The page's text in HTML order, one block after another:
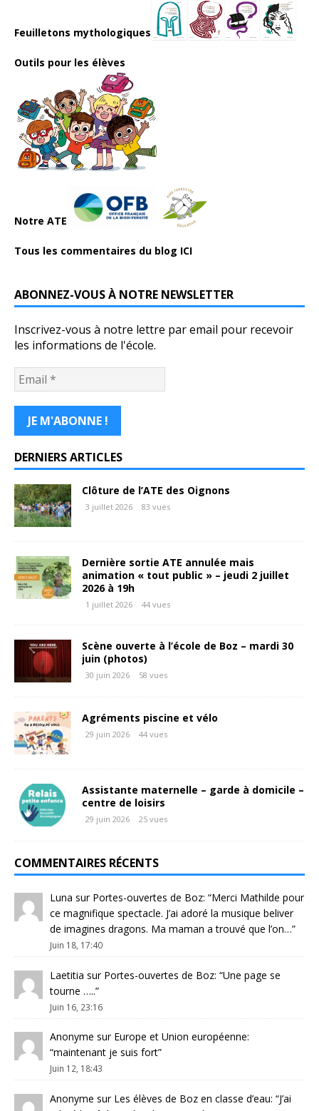
Feuilletons mythologiques
Outils pour les élèves
Notre ATE
Tous les commentaires du blog ICI
ABONNEZ-VOUS À NOTRE NEWSLETTER
Inscrivez-vous à notre lettre par email pour recevoir
les informations de l'école.
DERNIERS ARTICLES
Clôture de l’ATE des Oignons
3 juillet 2026 83 vues
Dernière sortie ATE annulée mais
animation « tout public » – jeudi 2 juillet
2026 à 19h
1 juillet 2026 44 vues
Scène ouverte à l’école de Boz – mardi 30
juin (photos)
30 juin 2026 58 vues
Agréments piscine et vélo
29 juin 2026 44 vues
Assistante maternelle – garde à domicile –
centre de loisirs
29 juin 2026 25 vues
COMMENTAIRES RÉCENTS
Luna sur Portes-ouvertes de Boz: “Merci Mathilde pour
ce magnifique spectacle. J’ai adoré la musique beliver
de imagines dragons. Ma maman a trouvé que l’on…”
Juin 18, 17:40
Laetitia sur Portes-ouvertes de Boz: “Une page se
tourne …..”
Juin 16, 23:16
Anonyme sur Europe et Union européenne:
“maintenant je suis fort”
Juin 12, 18:43
Anonyme sur Les élèves de Boz en classe d’eau: “J’ai